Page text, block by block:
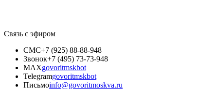
Связь с эфиром
СМС+7 (925) 88-88-948
Звонок+7 (495) 73-73-948
MAXgovoritmskbot
Telegramgovoritmskbot
Письмоinfo@govoritmoskva.ru